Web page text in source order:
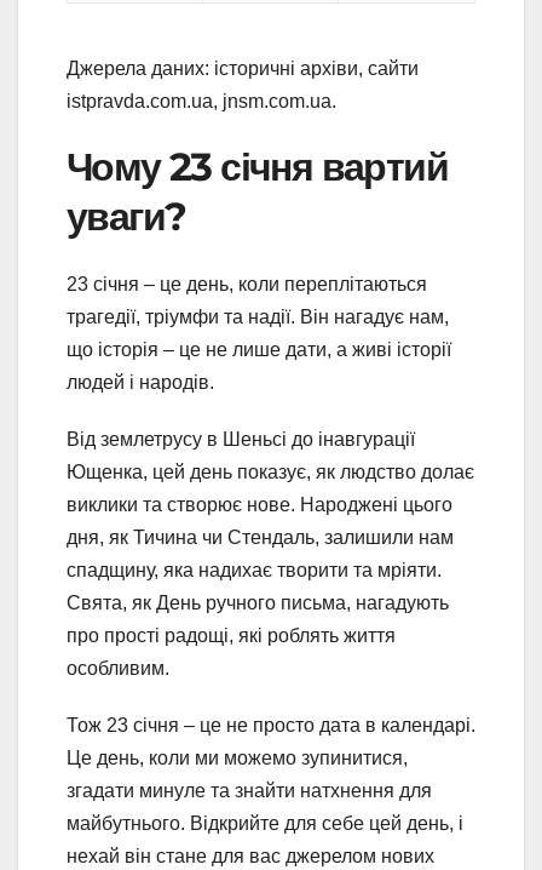
Джерела даних: історичні архіви, сайти
istpravda.com.ua, jnsm.com.ua.
Чому 23 січня вартий
уваги?
23 січня – це день, коли переплітаються
трагедії, тріумфи та надії. Він нагадує нам,
що історія – це не лише дати, а живі історії
людей і народів.
Від землетрусу в Шеньсі до інавгурації
Ющенка, цей день показує, як людство долає
виклики та створює нове. Народжені цього
дня, як Тичина чи Стендаль, залишили нам
спадщину, яка надихає творити та мріяти.
Свята, як День ручного письма, нагадують
про прості радощі, які роблять життя
особливим.
Тож 23 січня – це не просто дата в календарі.
Це день, коли ми можемо зупинитися,
згадати минуле та знайти натхнення для
майбутнього. Відкрийте для себе цей день, і
нехай він стане для вас джерелом нових